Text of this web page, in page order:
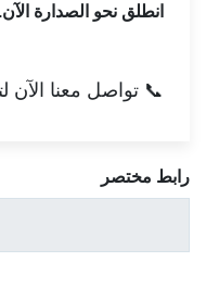
انطلق نحو الصدارة الآن.
📞 تواصل معنا الآن
رابط مختصر